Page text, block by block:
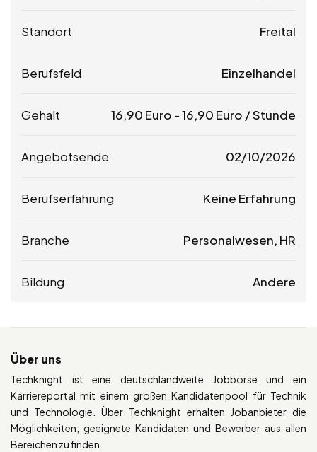
Standort Freital
Berufsfeld Einzelhandel
Gehalt 16,90 Euro -16,90 Euro / Stunde
Angebotsende 02/10/2026
Berufserfahrung Keine Erfahrung
Branche Personalwesen, HR
Bildung Andere
Über uns
Techknight ist eine deutschlandweite Jobbörse und ein
Karriereportal mit einem großen Kandidatenpool für Technik
und Technologie. Über Techknight erhalten Jobanbieter die
Möglichkeiten, geeignete Kandidaten und Bewerber aus allen
Bereichen zu finden.